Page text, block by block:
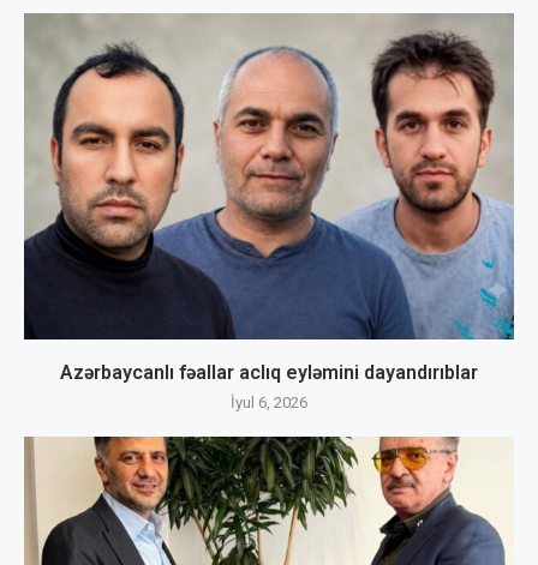
Azərbaycanlı fəallar aclıq eyləmini dayandırıblar
İyul 6, 2026